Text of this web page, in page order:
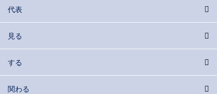
代表
見る
する
関わる